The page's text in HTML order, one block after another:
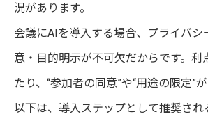
況があります。
会議にAIを導入する場合、プライバシ
意・目的明示が不可欠だからです。利
たり、“参加者の同意”や“用途の限定”
以下は、導入ステップとして推奨され